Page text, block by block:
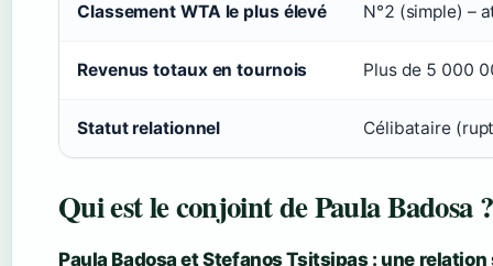
Classement WTA le plus élevé N°2 (simple) –
Revenus totaux en tournois Plus de 5 000
Statut relationnel Célibataire
Qui est le conjoint de Paula Badosa ?
Paula Badosa et Stefanos Tsitsipas : une